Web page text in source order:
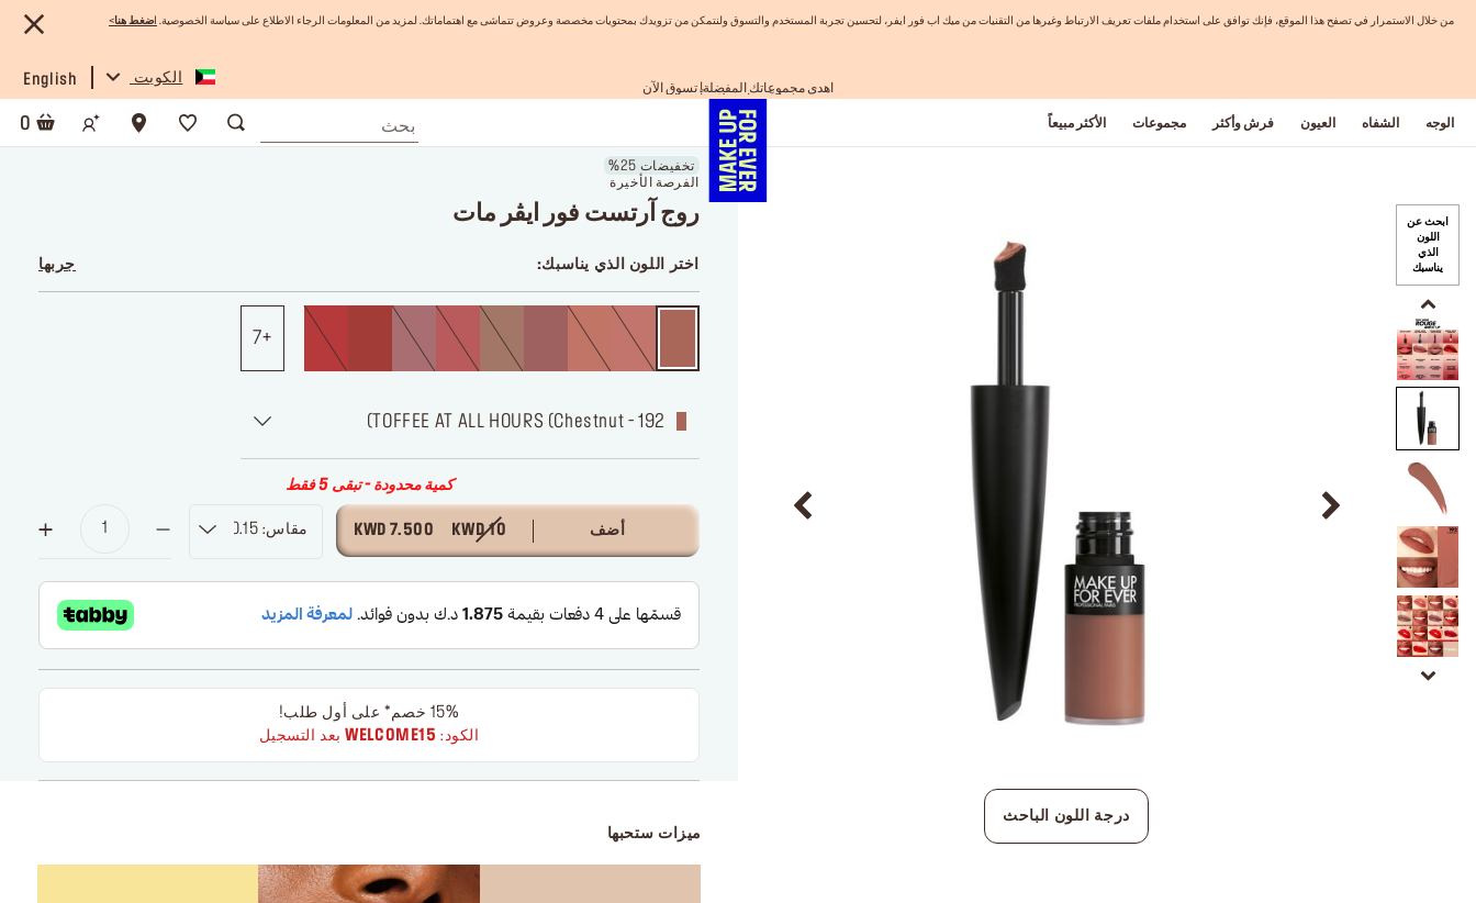
من خلال الاستمرار في تصفح هذا الموقع، فإنك توافق على استخدام ملفات تعريف الارتباط وغيرها من التقنيات من ميك اب فور ايفر، لتحسين تجربة المستخدم والتسوق ولنتمكن من تزويدك بمحتويات مخصصة وعروض تتماشى مع اهتماماتك. لمزيد من المعلومات الرجاء الاطلاع على سياسة الخصوصية. ضغط هنا >
شحن مجاني لجميع الطلبات
تسوق الآن و ادفع لاحقاً مع تابي
الفرصة الأخيرة: خصم 25% على خطوط مختارة
الكويت English
الوجه الشفاه العيون فرش وأكثر مجموعات الأكثر مبيعاً 0
ابحث عن
اللون
الذي
يناسبك
درجة اللون الباحث
تخفيضات 25%
الفرصة الأخيرة
روج آرتست فور ايڤر مات
اختر اللون الذي يناسبك: جربها
7
192 - TOFFEE AT ALL HOURS (Chestnut)
مقاس: 0.15 fl. oz
كمية محدودة - تبقى 5 فقط
أضف 7.500 KWD 10 KWD
15% خصم* على أول طلب!
الكود: WELCOME15بعد التسجيل
ميزات ستحبها